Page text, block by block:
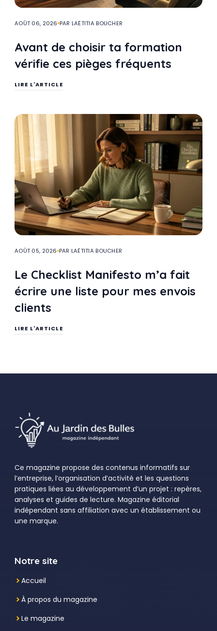
AOÛT 06, 2026 PAR LAËTITIA BOUCHER
Avant de choisir ta formation
vérifie ces pièges fréquents
LIRE L'ARTICLE
AOÛT 05, 2026 PAR LAËTITIA BOUCHER
Le Checklist Manifesto m’a fait
écrire une liste pour mes envois
clients
LIRE L'ARTICLE
Ce magazine propose des contenus informatifs sur
l’entreprise, l’organisation d’activité et les questions
pratiques liées au développement d’un projet : repères,
analyses et guides de lecture. Magazine éditorial
indépendant sans affiliation avec un établissement ou
une marque.
Notre site
Accueil
À propos du magazine
Le magazine